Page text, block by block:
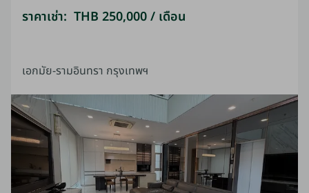
ราคาเช่า: THB 250,000 / เดือน
เอกมัย-รามอินทรา กรุงเทพฯ